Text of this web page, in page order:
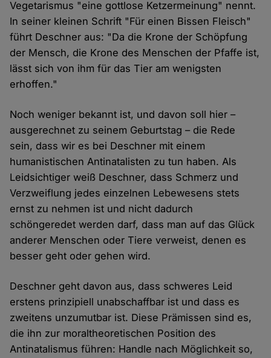
Vegetarismus "eine gottlose Ketzermeinung" nennt.
In seiner kleinen Schrift "Für einen Bissen Fleisch"
führt Deschner aus: "Da die Krone der Schöpfung
der Mensch, die Krone des Menschen der Pfaffe ist,
lässt sich von ihm für das Tier am wenigsten
erhoffen."
Noch weniger bekannt ist, und davon soll hier –
ausgerechnet zu seinem Geburtstag – die Rede
sein, dass wir es bei Deschner mit einem
humanistischen Antinatalisten zu tun haben. Als
Leidsichtiger weiß Deschner, dass Schmerz und
Verzweiflung jedes einzelnen Lebewesens stets
ernst zu nehmen ist und nicht dadurch
schöngeredet werden darf, dass man auf das Glück
anderer Menschen oder Tiere verweist, denen es
besser geht oder gehen wird.
Deschner geht davon aus, dass schweres Leid
erstens prinzipiell unabschaffbar ist und dass es
zweitens unzumutbar ist. Diese Prämissen sind es,
die ihn zur moraltheoretischen Position des
Antinatalismus führen: Handle nach Möglichkeit so,